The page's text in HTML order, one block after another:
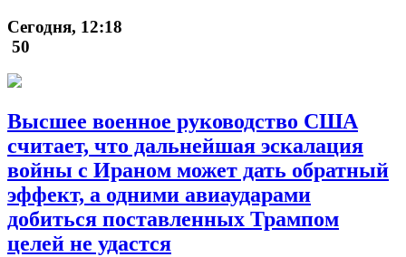
Сегодня, 12:18
50
Высшее военное руководство США
считает, что дальнейшая эскалация
войны с Ираном может дать обратный
эффект, а одними авиаударами
добиться поставленных Трампом
целей не удастся